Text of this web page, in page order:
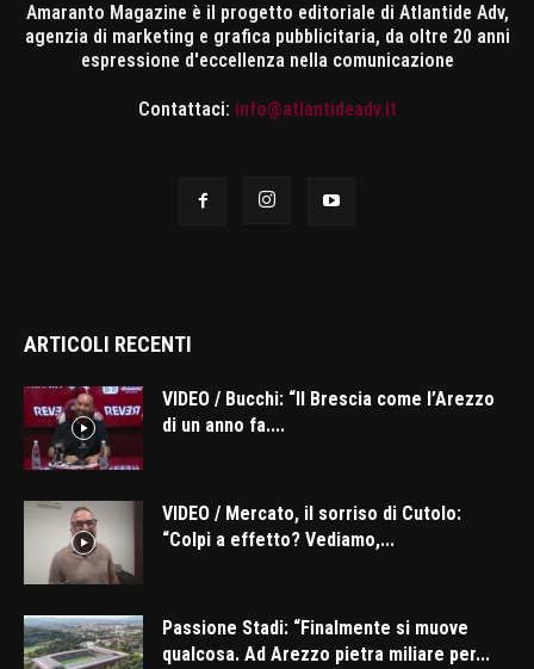
Amaranto Magazine è il progetto editoriale di Atlantide Adv,
agenzia di marketing e grafica pubblicitaria, da oltre 20 anni
espressione d'eccellenza nella comunicazione
Contattaci: info@atlantideadv.it
ARTICOLI RECENTI
VIDEO / Bucchi: “Il Brescia come l’Arezzo
di un anno fa....
VIDEO / Mercato, il sorriso di Cutolo:
“Colpi a effetto? Vediamo,...
Passione Stadi: “Finalmente si muove
qualcosa. Ad Arezzo pietra miliare per...